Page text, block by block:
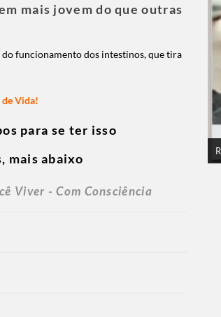
mais jovem do que outras
funcionamento dos intestinos, que tira
de Vida!
para se ter isso
mais abaixo
Viver - Com Consciência